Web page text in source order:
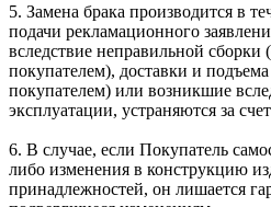
5. Замена брака производится в
подачи рекламационного
вследствие неправильной сборки
покупателем), доставки и
покупателем) или возникшие
эксплуатации, устраняются за
6. В случае, если Покупатель
либо изменения в конструкцию
принадлежностей, он лишается